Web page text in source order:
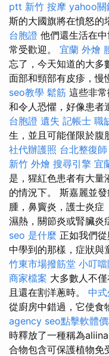
ptt 新竹 按摩 yahoo關
斯的大國旗將在憤怒的
台胞證 他們還生活在
常受歡迎。 宜蘭 外燴
忘了，今天知道的大多
面部和頸部有皮疹，慢
seo教學 鬆筋 這些非
和令人恐懼，好像患者
台胞證 遺失 記帳士 職
生，並且可能僅限於腹
社代辦護照 台北整復師
新竹 外燴 搜尋引擎 宜
是，猩紅色患者有大量
的情況下。 斯嘉麗並
腫，鼻竇炎，護士炎症
濕熱，關節炎或腎臟炎
seo 是什麼 正如我們
中學到的那樣，症狀與
竹東市場撥筋堂 小叮
商家檔案 大多數人不
且還在割洋蔥時。 中
從廚房中錯過，它使食
agency seo點擊軟體
時釋放了一種稱為
合物包含可保護植物免